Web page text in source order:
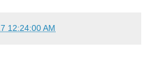
12:24:00 AM